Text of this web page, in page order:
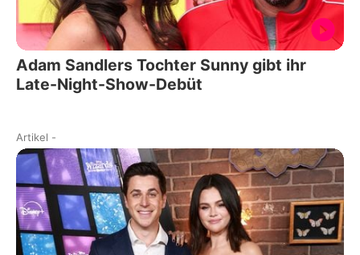
Adam Sandlers Tochter Sunny gibt ihr
Late-Night-Show-Debüt
Artikel -